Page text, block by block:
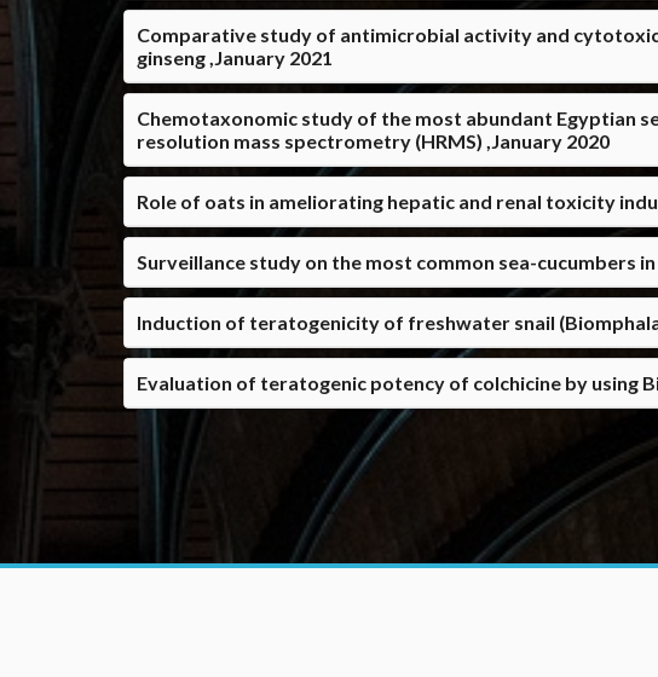
Comparative study of antimicrobial activity and
ginseng ,January 2021
Chemotaxonomic study of the most abundant Egyptian
resolution mass spectrometry (HRMS) ,January 2020
Role of oats in ameliorating hepatic and renal toxicity
Surveillance study on the most common sea-cucumbers
Induction of teratogenicity of freshwater snail
Evaluation of teratogenic potency of colchicine by using